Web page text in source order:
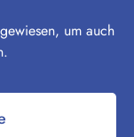
um auch